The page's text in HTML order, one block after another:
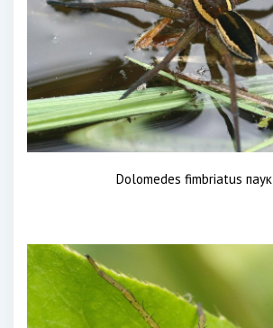
Dolomedes fimbriatus паук